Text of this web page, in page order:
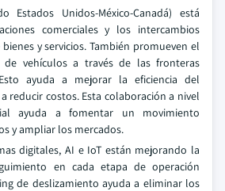
Estados Unidos-México-Canadá) está
comerciales y los intercambios
y servicios. También promueven el
de vehículos a través de las fronteras
ayuda a mejorar la eficiencia del
reducir costos. Esta colaboración a nivel
ayuda a fomentar un movimiento
y ampliar los mercados.
digitales, AI e IoT están mejorando la
en cada etapa de operación
de deslizamiento ayuda a eliminar los